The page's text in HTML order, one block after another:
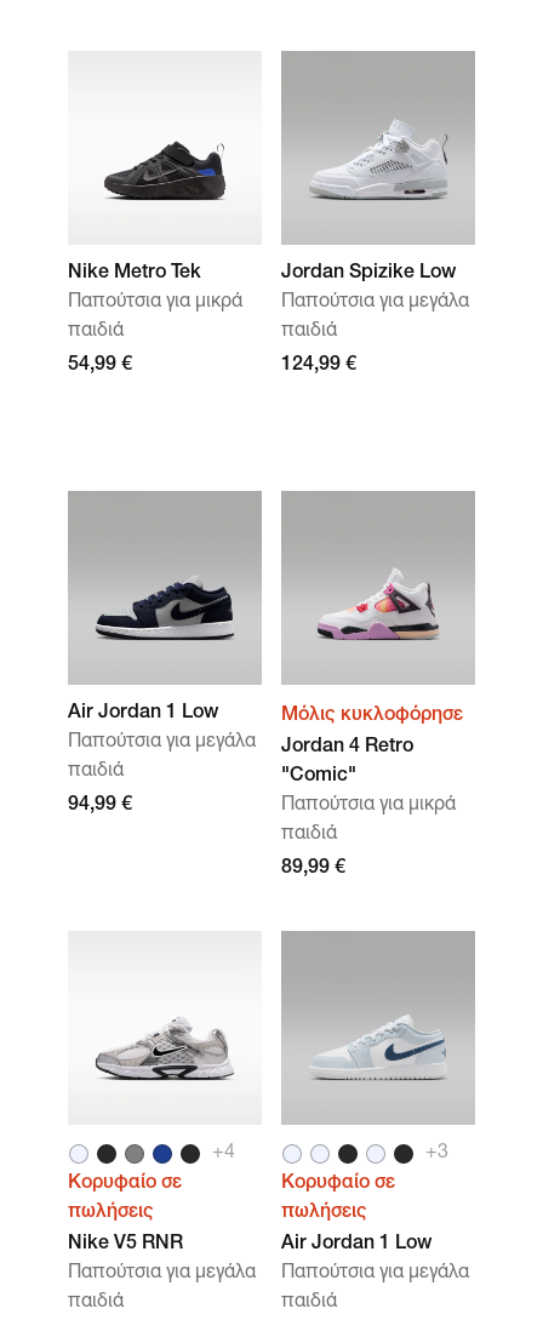
Nike Metro Tek
Παπούτσια για μικρά
παιδιά
54,99 €
Jordan Spizike Low
Παπούτσια για μεγάλα
παιδιά
124,99 €
Air Jordan 1 Low
Παπούτσια για μεγάλα
παιδιά
94,99 €
Μόλις κυκλοφόρησε
Jordan 4 Retro
"Comic"
Παπούτσια για μικρά
παιδιά
89,99 €
+4
Κορυφαίο σε
πωλήσεις
Nike V5 RNR
Παπούτσια για μεγάλα
παιδιά
+3
Κορυφαίο σε
πωλήσεις
Air Jordan 1 Low
Παπούτσια για μεγάλα
παιδιά